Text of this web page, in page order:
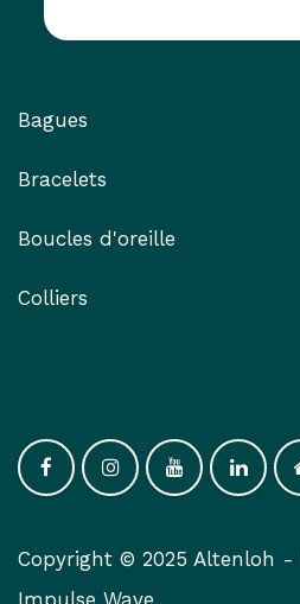
Bagues
Bracelets
Boucles d'oreille
Colliers
Copyright © 2025 Altenloh -
Impulse Wav​e